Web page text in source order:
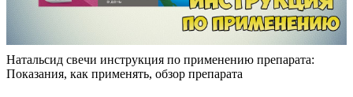
Натальсид свечи инструкция по применению препарата:
Показания, как применять, обзор препарата